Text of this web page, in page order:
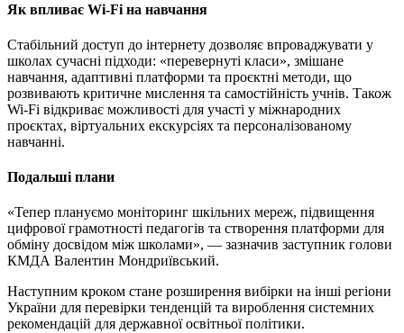
Як впливає Wi-Fi на навчання
Стабільний доступ до інтернету дозволяє впроваджувати у
школах сучасні підходи: «перевернуті класи», змішане
навчання, адаптивні платформи та проєктні методи, що
розвивають критичне мислення та самостійність учнів. Також
Wi-Fi відкриває можливості для участі у міжнародних
проєктах, віртуальних екскурсіях та персоналізованому
навчанні.
Подальші плани
«Тепер плануємо моніторинг шкільних мереж, підвищення
цифрової грамотності педагогів та створення платформи для
обміну досвідом між школами», — зазначив заступник голови
КМДА Валентин Мондриївський.
Наступним кроком стане розширення вибірки на інші регіони
України для перевірки тенденцій та вироблення системних
рекомендацій для державної освітньої політики.